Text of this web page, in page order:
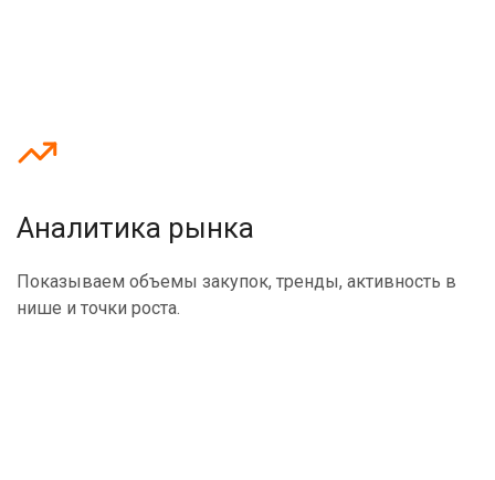
Аналитика рынка
Показываем объемы закупок, тренды, активность в
нише и точки роста.